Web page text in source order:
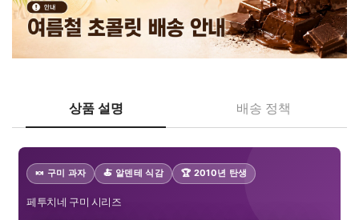
상품 설명 배송 정책
🍬 구미 과자 🍝 알덴테 식감 🏆 2010년 탄생
페투치네 구미 시리즈